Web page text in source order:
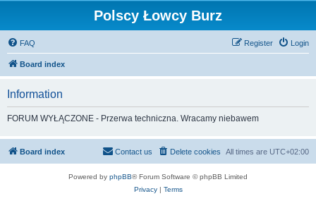
Polscy Łowcy Burz
FAQ Login
Register
Board index
Information
FORUM WYŁĄCZONE - Przerwa techniczna. Wracamy niebawem
Board index All times are UTC+02:00
Delete cookies
Contact us
Powered by phpBB® Forum Software © phpBB Limited
Privacy| Terms